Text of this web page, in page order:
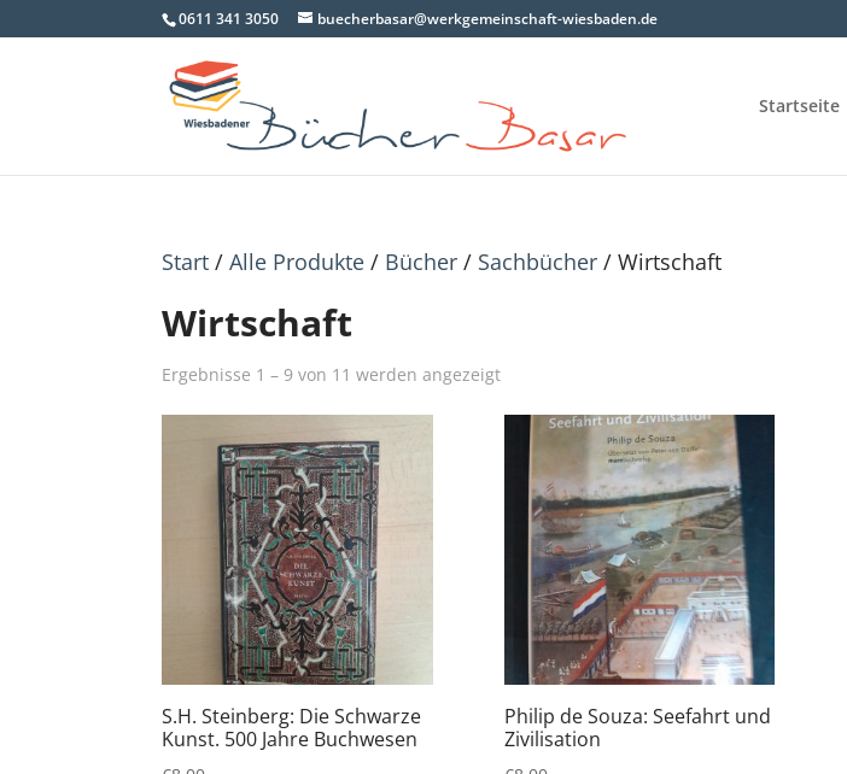
0611 341 3050 buecherbasar@werkgemeinschaft-wiesbaden.de
Startseite
Start /Alle Produkte / Bücher / Sachbücher / Wirtschaft
Wirtschaft
Ergebnisse 1 – 9 von 11 werden angezeigtNach
Aktualität
sortiert
S.H. Steinberg: Die Schwarze
Kunst. 500 Jahre Buchwesen
Philip de Souza: Seefahrt und
Zivilisation